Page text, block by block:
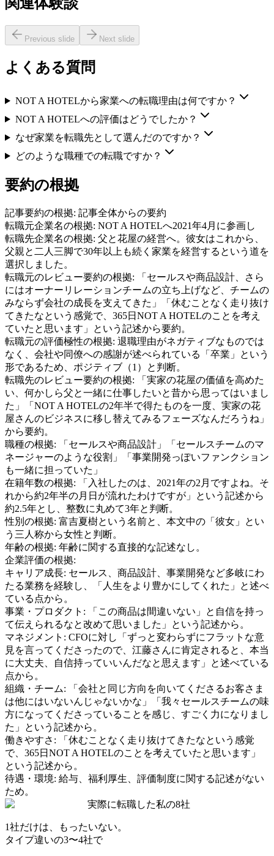
関連体験談
Previous slide Next slide
よくある質問
NOT A HOTELから家業への転職理由は何ですか？
NOT A HOTELへの評価はどうでしたか？
なぜ家業を転職先として選んだのですか？
どのような職種での転職ですか？
要約の根拠
記事要約の根拠: 記事全体からの要約
転職元企業名の根拠: NOT A HOTELへ2021年4月に参画し
転職先企業名の根拠: 父と花屋の経営へ。彼女はこれから、
父親と二人三脚で30年以上も続く家業を経営するという道を
選択しました。
転職元のレビュー要約の根拠:
「セールスや商品設計、さら
にはオーナーリレーションチームの立ち上げなど、チームの
みならず会社の成長を支えてきた」「休むことなく走り抜け
てきたなという感覚で、365日NOT A HOTELのことを考え
ていたと思います」という記述から要約。
転職元の評価極性の根拠: 退職理由がネガティブなものでは
なく、会社や同僚への感謝が述べられている「卒業」という
形であるため、ポジティブ（1）と判断。
転職先のレビュー要約の根拠:
「実家の花屋の価値を高めた
い、何かしら父と一緒に仕事したいと昔から思ってはいまし
た」「NOT A HOTELの2年半で得たものを一度、実家の花
屋さんのビジネスに移し替えてみるフェーズなんだろうね」
から要約。
職種の根拠:
「セールスや商品設計」「セールスチームのマ
ネージャーのような役割」「事業開発っぽいファンクション
も一緒に担っていた」
在籍年数の根拠:
「入社したのは、2021年の2月ですよね。そ
れから約2年半の月日が流れたわけですが」という記述から
約2.5年とし、整数に丸めて3年と判断。
性別の根拠: 富吉夏樹という名前と、本文中の「彼女」とい
う三人称から女性と判断。
年齢の根拠: 年齢に関する直接的な記述なし。
企業評価の根拠:
キャリア成長: セールス、商品設計、事業開発など多岐にわ
たる業務を経験し、「人生をより豊かにしてくれた」と述べ
ている点から。
事業・プロダクト :
「この商品は間違いない」と自信を持っ
て伝えられるなと改めて思いました」という記述から。
マネジメント : CFOに対し「ずっと変わらずにフラットな意
見を言ってくださったので、江藤さんに肯定されると、本当
に大丈夫、自信持っていいんだなと思えます」と述べている
点から。
組織・チーム:
「会社と同じ方向を向いてくださるお客さま
は他にはいないんじゃないかな」「我々セールスチームの味
方になってくださっていることを感じ、すごく力になりまし
た」という記述から。
働きやすさ :
「休むことなく走り抜けてきたなという感覚
で、365日NOT A HOTELのことを考えていたと思います」
という記述から。
待遇・環境: 給与、福利厚生、評価制度に関する記述がない
ため。
実際に転職した私の8社
1社だけは、もったいない。
タイプ違いの3〜4社で